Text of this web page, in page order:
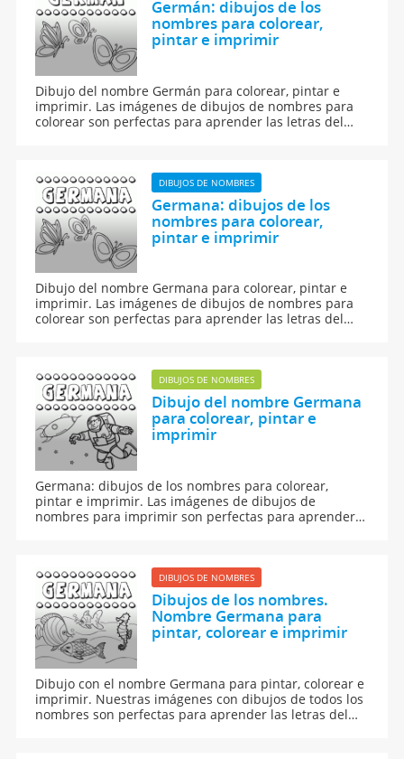
Germán: dibujos de los
nombres para colorear,
pintar e imprimir
Dibujo del nombre Germán para colorear, pintar e
imprimir. Las imágenes de dibujos de nombres para
colorear son perfectas para aprender las letras del
DIBUJOS DE NOMBRES
Germana: dibujos de los
nombres para colorear,
pintar e imprimir
Dibujo del nombre Germana para colorear, pintar e
imprimir. Las imágenes de dibujos de nombres para
colorear son perfectas para aprender las letras del
DIBUJOS DE NOMBRES
Dibujo del nombre Germana
para colorear, pintar e
imprimir
Germana: dibujos de los nombres para colorear,
pintar e imprimir. Las imágenes de dibujos de
nombres para imprimir son perfectas para aprender a
DIBUJOS DE NOMBRES
Dibujos de los nombres.
Nombre Germana para
pintar, colorear e imprimir
Dibujo con el nombre Germana para pintar, colorear e
imprimir. Nuestras imágenes con dibujos de todos los
nombres son perfectas para aprender las letras del